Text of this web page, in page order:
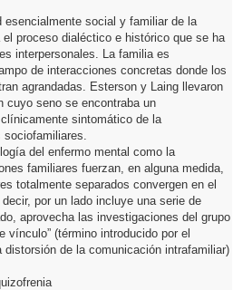
esencialmente social y familiar de la
proceso dialéctico e histórico que se ha
interpersonales. La familia es
de interacciones concretas donde los
agrandadas. Esterson y Laing llevaron
cuyo seno se encontraba un
sintomático de la
del enfermo mental como la
familiares fuerzan, en alguna medida,
totalmente separados convergen en el
por un lado incluye una serie de
aprovecha las investigaciones del grupo
(término introducido por el
de la comunicación intrafamiliar)